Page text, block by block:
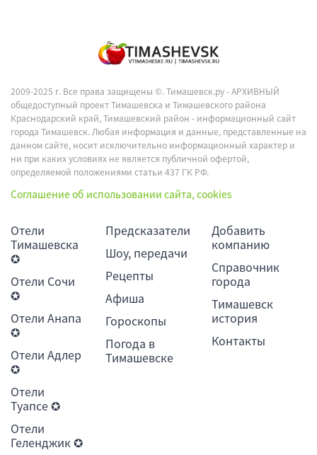
2009-2025 г. Все права защищены ©.Тимашевск.ру - АРХИВНЫЙ
общедоступный проект Тимашевска и Тимашевского района
Краснодарский край, Тимашевский район - информационный сайт
города Тимашевск. Любая информация и данные, представленные на
данном сайте, носит исключительно информационный характер и
ни при каких условиях не является публичной офертой,
определяемой положениями статьи 437 ГК РФ.
Соглашение об использовании сайта, cookies
Отели
Тимашевска
✪
Отели Сочи
✪
Отели Анапа
✪
Отели Адлер
✪
Отели
Туапсе ✪
Отели
Геленджик ✪
Предсказатели
Шоу, передачи
Рецепты
Афиша
Гороскопы
Погода в
Тимашевске
Добавить
компанию
Справочник
города
Тимашевск
история
Контакты